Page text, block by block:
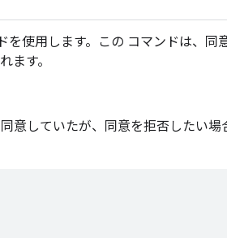
を使用します。この コマンドは、同
ます。
意していたが、同意を拒否したい場